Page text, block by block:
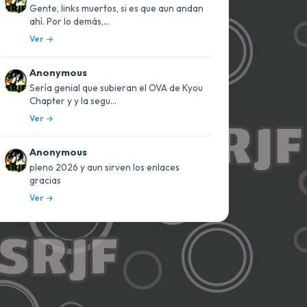
Gente, links muertos, si es que aun andan
ahí. Por lo demás,...
Ver
Anonymous
Sería genial que subieran el OVA de Kyou
Chapter y y la segu...
Ver
Anonymous
pleno 2026 y aun sirven los enlaces
gracias
Ver